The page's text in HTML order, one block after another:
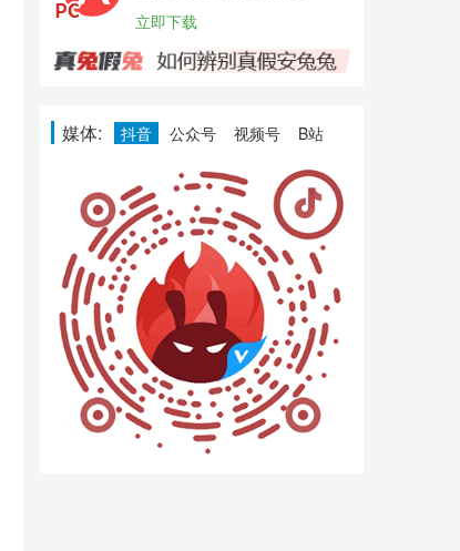
立即下载
媒体: 抖音 公众号 视频号 B站